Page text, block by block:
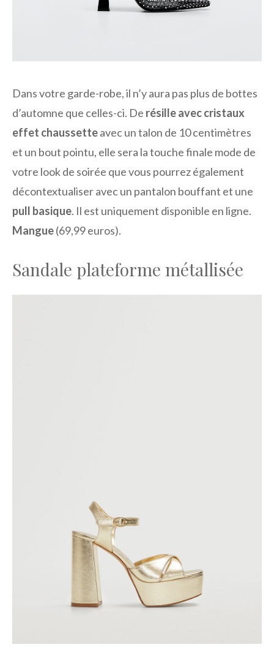
Dans votre garde-robe, il n’y aura pas plus de bottes
d’automne que celles-ci. De résille avec cristaux
effet chaussetteavec un talon de 10 centimètres
et un bout pointu, elle sera la touche finale mode de
votre look de soirée que vous pourrez également
décontextualiser avec un pantalon bouffant et une
pull basique. Il est uniquement disponible en ligne.
Mangue(69,99 euros).
Sandale plateforme métallisée